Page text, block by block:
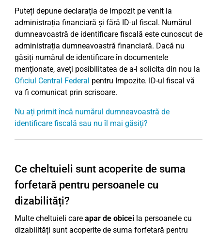
Puteți depune declarația de impozit pe venit la
administrația financiară și fără ID-ul fiscal. Numărul
dumneavoastră de identificare fiscală este cunoscut de
administrația dumneavoastră financiară. Dacă nu
găsiți numărul de identificare în documentele
menționate, aveți posibilitatea de a-l solicita din nou la
Oficiul Central Federal pentru Impozite. ID-ul fiscal vă
va fi comunicat prin scrisoare.
Nu ați primit încă numărul dumneavoastră de
identificare fiscală sau nu îl mai găsiți?
Ce cheltuieli sunt acoperite de suma
forfetară pentru persoanele cu
dizabilități?
Multe cheltuieli care apar de obicei la persoanele cu
dizabilități sunt acoperite de suma forfetară pentru